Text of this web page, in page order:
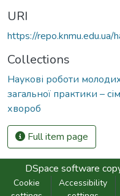
URI
https://
Collections
Наукові роботи
загальної практики –
хвороб
Full item page
DSpace software
Cookie
Accessibility